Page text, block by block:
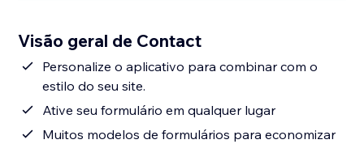
Visão geral de Contact
Personalize o aplicativo para combinar com o
estilo do seu site.
Ative seu formulário em qualquer lugar
Muitos modelos de formulários para economizar